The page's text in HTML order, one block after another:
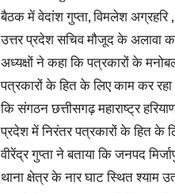
बैठक में वेदांश गुप्ता, विमलेश अग्रहरि
उत्तर प्रदेश सचिव मौजूद के अलावा
अध्यक्षों ने कहा कि पत्रकारों के
पत्रकारों के हित के लिए काम कर रहा
कि संगठन छत्तीसगढ़ महाराष्ट्र
प्रदेश में निरंतर पत्रकारों के हित के
वीरेंद्र गुप्ता ने बताया कि जनपद
थाना क्षेत्र के नार घाट स्थित श्याम